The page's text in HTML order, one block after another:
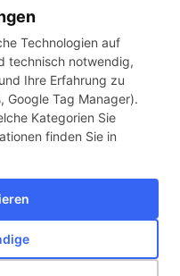
Technologien auf
technisch notwendig,
Ihre Erfahrung zu
Google Tag Manager).
Kategorien Sie
finden Sie in
1990/09-
1993/08
ccm,
83
KW,
113
PS
1995/12
140
AGBWiderruf